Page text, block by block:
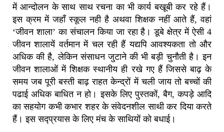
में आन्दोलन के साथ साथ रचना का भी कार्य बखूबी कर रहे हैं।
इस क्रम में जहाँ स्कूल नही है अथवा शिक्षक नहीं आते हैं, वहां
‘जीवन शाला’ का संचालन किया जा रहा है। डूबे क्षेत्र में ऐसी 4
जीवन शालायें वर्तमान में चल रही हैं यद्यपि आवश्यकता तो और
अधिक की है, लेकिन संसाधन जुटाने की भी बड़ी चुनौती है। इन
जीवन शालाओं में शिक्षक स्थानीय ही रखे गए हैं जिससे बाढ़ के
समय जब पूरी बस्ती बाढ़ राहत केन्द्रों में चली जाय तो बच्चों की
पढाई अधिक बाधित न हो। इसके लिए पुस्तकों, बैग, कपड़े आदि
का सहयोग कभी कभार शहर के संवेदनशील साथी कर दिया करते
हैं। इस सद्प्रयास के लिए मंच के साथियों को बधाई।